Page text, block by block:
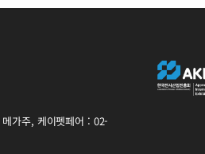
메가주, 케이펫페어 : 02-